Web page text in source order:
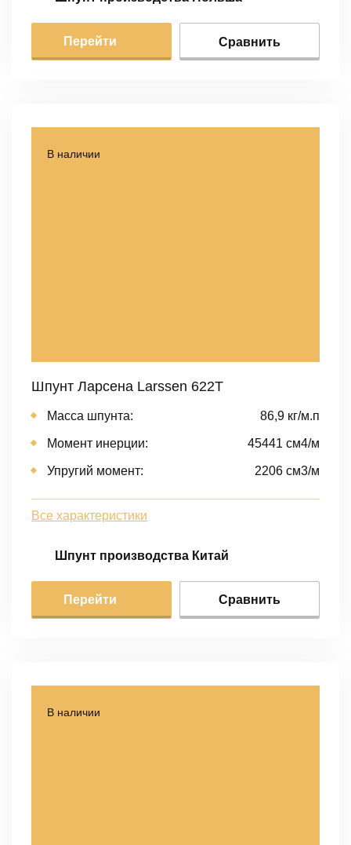
Перейти Сравнить
В наличии
Шпунт Ларсена Larssen 622T
Масса шпунта: 86,9 кг/м.п
Момент инерции: 45441 cм4/м
Упругий момент: 2206 cм3/м
Все характеристики
Шпунт производства Китай
Перейти Сравнить
В наличии